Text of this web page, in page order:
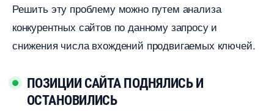
Решить эту проблему можно путем анализа
конкурентных сайтов по данному запросу и
снижения числа вхождений продвигаемых ключей.
ПОЗИЦИИ САЙТА ПОДНЯЛИСЬ И
ОСТАНОВИЛИСЬ